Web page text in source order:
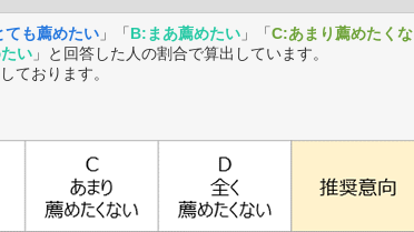
ても薦めたい 」「B:まあ薦めたい 」「C:あまり薦めたくな
い 」と回答した人の割合で算出しています。
ております。